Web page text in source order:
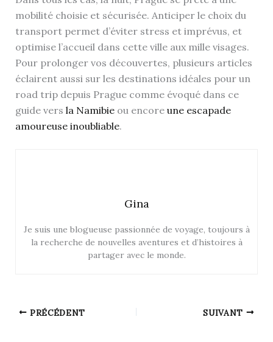
mobilité choisie et sécurisée. Anticiper le choix du
transport permet d’éviter stress et imprévus, et
optimise l’accueil dans cette ville aux mille visages.
Pour prolonger vos découvertes, plusieurs articles
éclairent aussi sur les destinations idéales pour un
road trip depuis Prague comme évoqué dans ce
guide vers la Namibieou encore une escapade
amoureuse inoubliable.
Gina
Je suis une blogueuse passionnée de voyage, toujours à
la recherche de nouvelles aventures et d’histoires à
partager avec le monde.
PRÉCÉDENT SUIVANT